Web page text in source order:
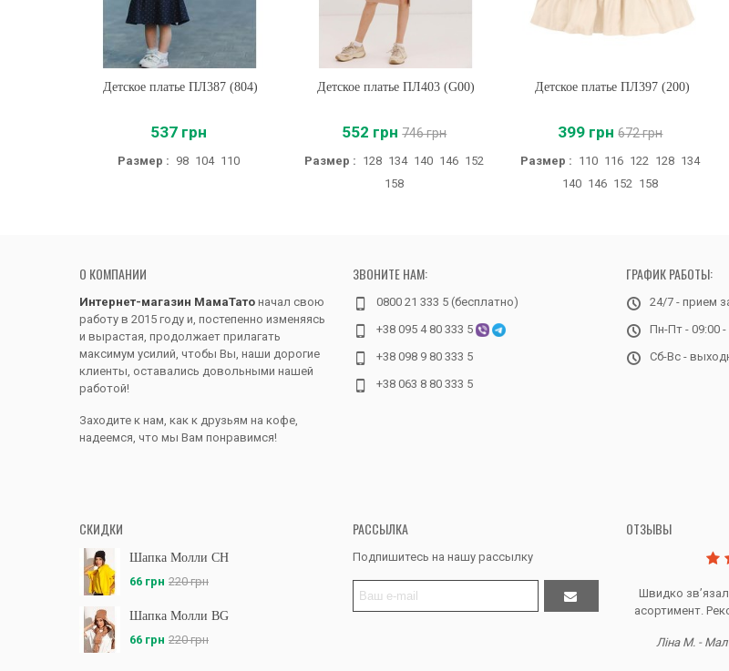
Купить
Детское платье ПЛ387 (804)
537 грн
Размер : 98 104 110
Купить
Детское платье ПЛ403 (G00)
552 грн 746 грн
Размер : 128 134 140 146 152
158
Купить
Детское платье ПЛ397 (200)
399 грн 672 грн
Размер : 110 116 122 128 134
140 146 152 158
О КОМПАНИИ
Интернет-магазин МамаТато начал свою
работу в 2015 году и, постепенно изменяясь
и вырастая, продолжает прилагать
максимум усилий, чтобы Вы, наши дорогие
клиенты, оставались довольными нашей
работой!
Заходите к нам, как к друзьям на кофе,
надеемся, что мы Вам понравимся!
ЗВОНИТЕ НАМ:
0800 21 333 5 (бесплатно)
+38 095 4 80 333 5
+38 098 9 80 333 5
+38 063 8 80 333 5
ГРАФИК РАБОТЫ:
24/7 - прием
Пн-Пт - 09:00 -
Сб-Вс -
СКИДКИ
Шапка Молли CH
66 грн 220 грн
Шапка Молли BG
66 грн 220 грн
РАССЫЛКА
Подпишитесь на нашу рассылку
ОТЗЫВЫ
Дякую за все, продавець супер.
Швидко
асортимент.
Ліна М. -